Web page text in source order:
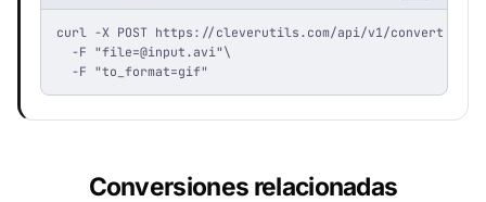
curl -X POST https://cleverutils.com/api/v1/convert \
  -F "
file=@input.avi"\
  -F "to_format=gif"
Conversiones relacionadas